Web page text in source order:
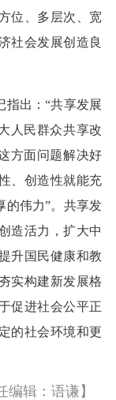
位、多层次、宽
社会发展创造良
指出：“共享发展
人民群众共享改
方面问题解决好
、创造性就能充
的伟力”。共享发
造活力，扩大中
升国民健康和教
实构建新发展格
促进社会公平正
的社会环境和更
编辑：语谦】